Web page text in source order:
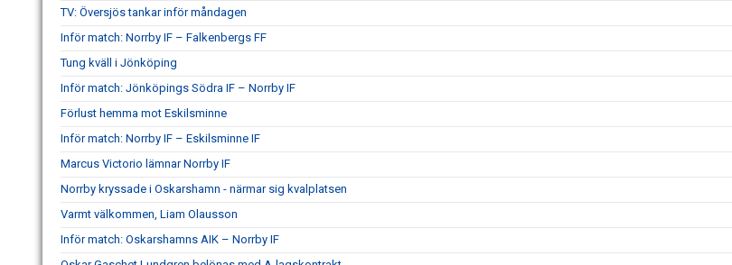
TV: Översjös tankar inför måndagen
Inför match: Norrby IF – Falkenbergs FF
Tung kväll i Jönköping
Inför match: Jönköpings Södra IF – Norrby IF
Förlust hemma mot Eskilsminne
Inför match: Norrby IF – Eskilsminne IF
Marcus Victorio lämnar Norrby IF
Norrby kryssade i Oskarshamn - närmar sig kvalplatsen
Varmt välkommen, Liam Olausson
Inför match: Oskarshamns AIK – Norrby IF